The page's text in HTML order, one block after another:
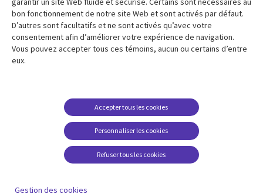
Ressources
Library
SECTIONS
Articles
Études de cas
Support
FR
Confidentialité
Accessibilité
Données personnelles
Centre de gestion des
Media
LUXEMBOURG
bon fonctionnement de notre site Web et sont activés par défaut.
D’autres sont facultatifs et ne sont activés qu’avec votre
consentement afin d’améliorer votre expérience de navigation.
Vous pouvez accepter tous ces témoins, aucun ou certains d’entre
eux.
Personnaliser les cookies
Accepter tous les cookies
Refuser tous les cookies
Gestion des cookies